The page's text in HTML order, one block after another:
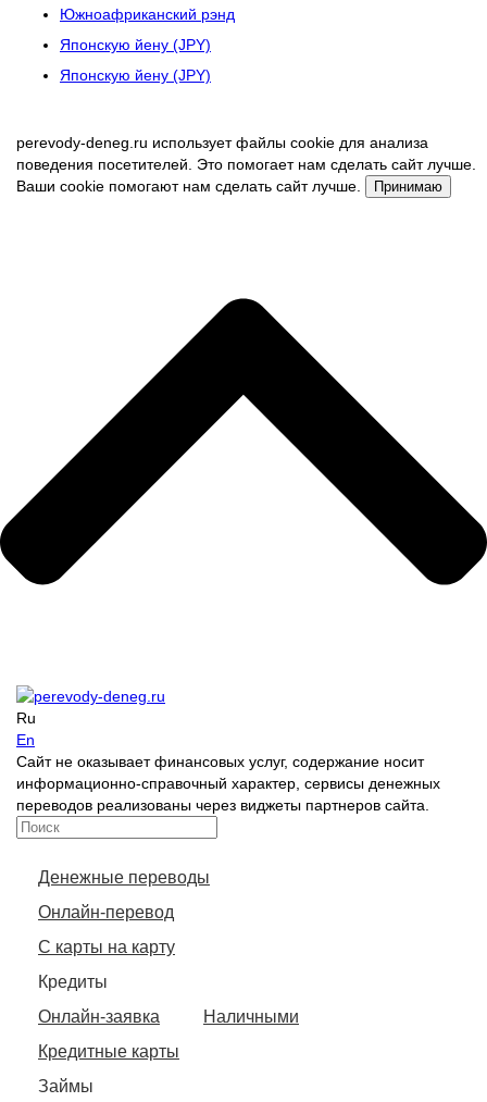
Южноафриканский рэнд
Японскую йену (JPY)
Японскую йену (JPY)
perevody-deneg.ru использует файлы cookie для анализа
поведения посетителей. Это помогает нам сделать сайт лучше.
Ваши cookie помогают нам сделать сайт лучше.
Принимаю
Ru
En
Сайт не оказывает финансовых услуг, содержание носит
информационно-справочный характер, сервисы денежных
переводов реализованы через виджеты партнеров сайта.
Денежные переводы
Онлайн-перевод
С карты на карту
Кредиты
Онлайн-заявка
Наличными
Кредитные карты
Займы